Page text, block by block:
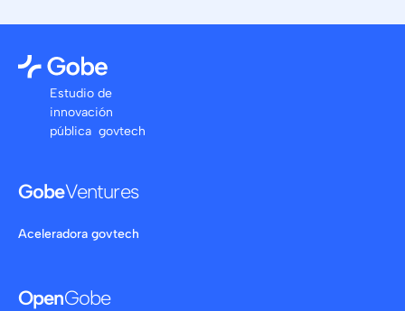
Estudio de
innovación
pública govtech
GobeVentures
Aceleradora govtech
OpenGobe